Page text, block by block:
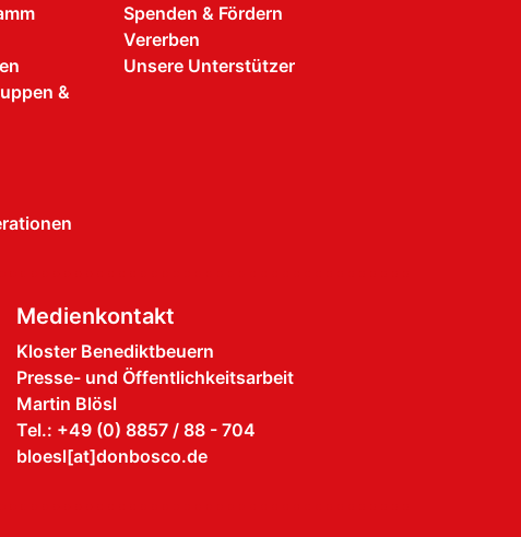
&
Spenden & Fördern
Vererben
Unsere Unterstützer
Medienkontakt
Kloster Benediktbeuern
Presse- und Öffentlichkeitsarbeit
Martin Blösl
Tel.: +49 (0) 8857 / 88 - 704
bloesl[at]donbosco.de